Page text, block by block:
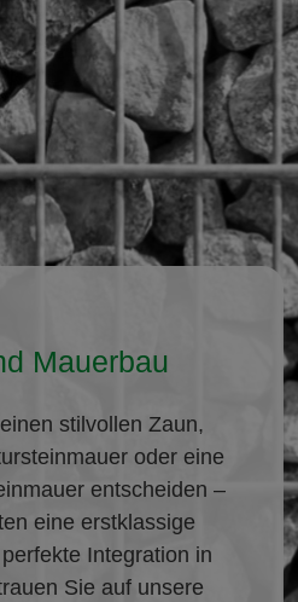
Mauerbau
stilvollen Zaun,
oder eine
entscheiden –
eine erstklassige
Integration in
Sie auf unsere